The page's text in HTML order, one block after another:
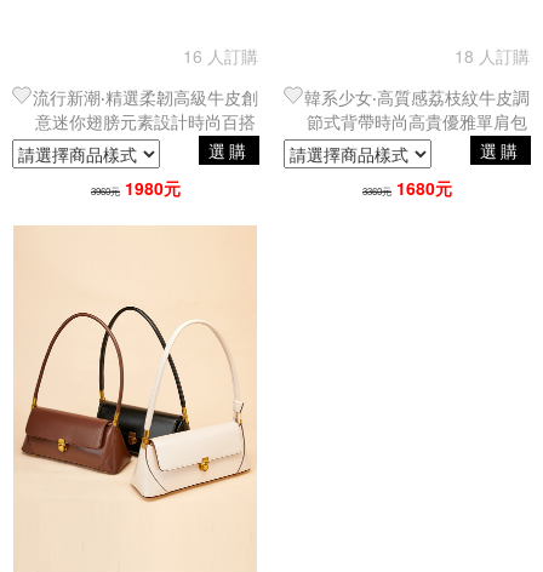
16 人訂購
流行新潮‧精選柔韌高級牛皮創
意迷你翅膀元素設計時尚百搭
單肩托特包／腋下包（3色可
選）
選購
3960元 1980元
18 人訂購
韓系少女‧高質感荔枝紋牛皮調
節式背帶時尚高貴優雅單肩包
／腋下包（4色可選）選購
3360元 1680元